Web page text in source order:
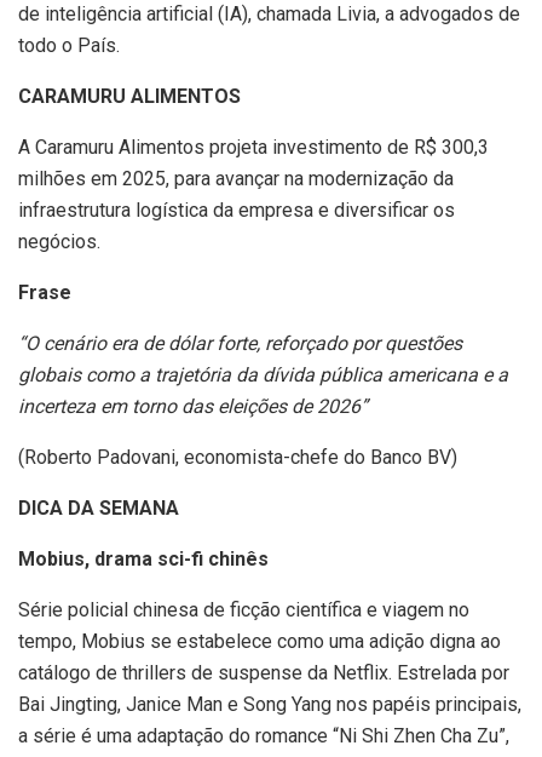
de inteligência artificial (IA), chamada Livia, a advogados de
todo o País.
CARAMURU ALIMENTOS
A Caramuru Alimentos projeta investimento de R$ 300,3
milhões em 2025, para avançar na modernização da
infraestrutura logística da empresa e diversificar os
negócios.
Frase
“O cenário era de dólar forte, reforçado por questões
globais como a trajetória da dívida pública americana e a
incerteza em torno das eleições de 2026”
(Roberto Padovani, economista-chefe do Banco BV)
DICA DA SEMANA
Mobius, drama sci-fi chinês
Série policial chinesa de ficção científica e viagem no
tempo, Mobius se estabelece como uma adição digna ao
catálogo de thrillers de suspense da Netflix. Estrelada por
Bai Jingting, Janice Man e Song Yang nos papéis principais,
a série é uma adaptação do romance “Ni Shi Zhen Cha Zu”,